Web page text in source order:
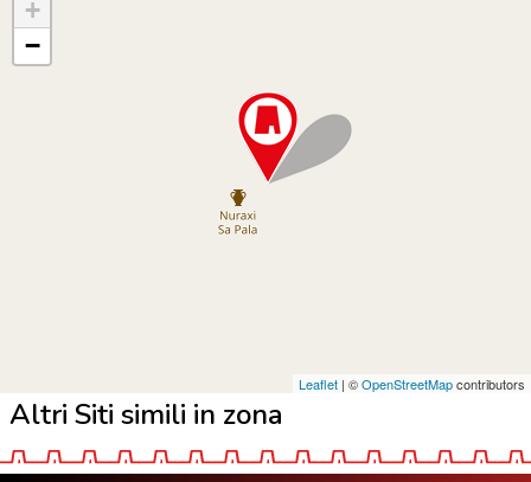
+
−
Leaflet | ©OpenStreetMapcontributors
Altri Siti simili in zona